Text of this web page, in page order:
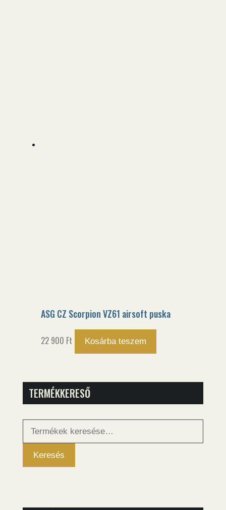
ASG CZ Scorpion VZ61 airsoft puska
22 900 Ft Kosárba teszem
TERMÉKKERESŐ
Keresés
Keresés